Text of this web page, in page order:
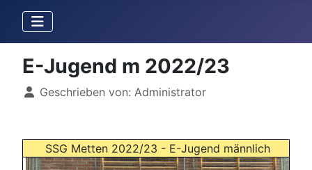
E-Jugend m 2022/23
DetailsGeschrieben von: Administrator
SSG Metten 2022/23 - E-Jugend männlich